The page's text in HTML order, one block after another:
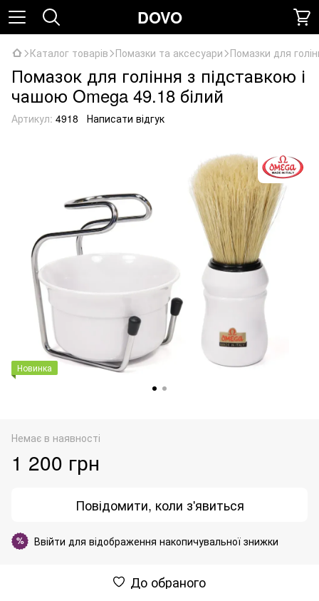
DOVO
Каталог товарів Помазки та аксесуари Помазки для
Помазок для гоління з підставкою і
чашою Omega 49.18 білий
Артикул: 4918 Написати відгук
Новинка
Немає в наявності
1 200 грн
Повідомити, коли з'явиться
% Ввійти для відображення накопичувальної знижки
До обраного